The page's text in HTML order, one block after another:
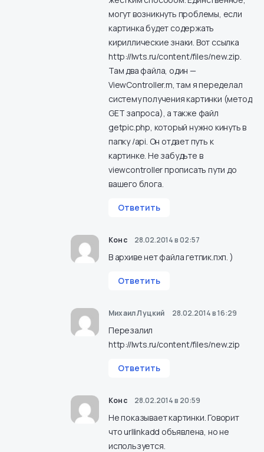
могут возникнуть проблемы, если
картинка будет содержать
кириллические знаки. Вот ссылка
http://lwts.ru/content/files/new.zip.
Там два файла, один —
ViewController.m, там я переделал
систему получения картинки (метод
GET запроса), а также файл
getpic.php, который нужно кинуть в
папку /api. Он отдает путь к
картинке. Не забудьте в
viewcontroller прописать пути до
вашего блога.
Ответить
Конс 28.02.2014 в 02:57
В архиве нет файла гетпик.пхп. )
Ответить
Михаил Луцкий 28.02.2014 в 16:29
Перезалил
http://lwts.ru/content/files/new.zip
Ответить
Конс 28.02.2014 в 20:59
Не показывает картинки. Говорит
что urllinkadd объявлена, но не
используется.